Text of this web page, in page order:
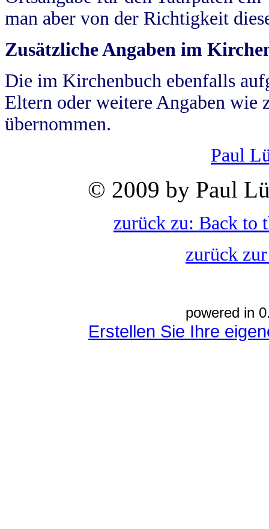
man aber von der Richtigkeit
Zusätzliche Angaben im
Die im Kirchenbuch ebenfalls
Eltern oder weitere Angaben wie
übernommen.
Paul
© 2009 by Paul
zurück zu: Back to
zurück
powered in
Erstellen Sie Ihre